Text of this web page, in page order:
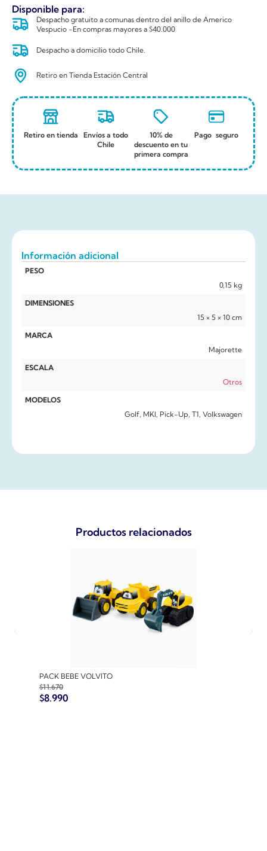
Disponible para:
Despacho gratuito a comunas dentro del anillo de Americo
Vespucio -En compras mayores a $40.000
Despacho a domicilio todo Chile.
Retiro en Tienda Estación Central
Retiro en tienda
Envíos a todo
Chile
10% de
descuento en tu
primera compra
Pago seguro
Información adicional
PESO
0,15 kg
DIMENSIONES
15 × 5 × 10 cm
MARCA
Majorette
ESCALA
Otros
MODELOS
Golf, MKI, Pick-Up, T1, Volkswagen
Productos relacionados
PACK BEBE VOLVITO
$11.670
$8.990